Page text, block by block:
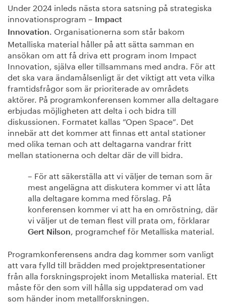
Under 2024 inleds nästa stora satsning på strategiska
innovationsprogram –
Impact
Innovation. Organisationerna som står bakom
Metalliska material håller på att sätta samman en
ansökan om att få driva ett program inom Impact
Innovation, själva eller tillsammans med andra. För att
det ska vara ändamålsenligt är det viktigt att veta vilka
framtidsfrågor som är prioriterade av områdets
aktörer. På programkonferensen kommer alla deltagare
erbjudas möjligheten att delta i och bidra till
diskussionen. Formatet kallas ”Open Space”. Det
innebär att det kommer att finnas ett antal stationer
med olika teman och att deltagarna vandrar fritt
mellan stationerna och deltar där de vill bidra.
– För att säkerställa att vi väljer de teman som är
mest angelägna att diskutera kommer vi att låta
alla deltagare komma med förslag. På
konferensen kommer vi att ha en omröstning, där
vi väljer ut de teman flest vill prata om, förklarar
Gert Nilson, programchef för Metalliska material.
Programkonferensens andra dag kommer som vanligt
att vara fylld till brädden med projektpresentationer
från alla forskningsprojekt inom Metalliska material. Ett
måste för den som vill hålla sig uppdaterad om vad
som händer inom metallforskningen.